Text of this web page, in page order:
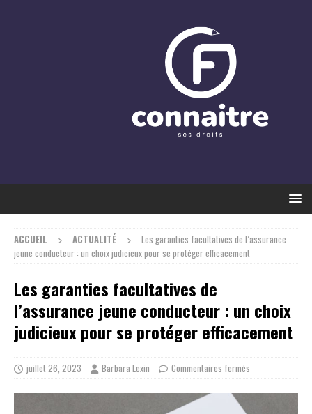
ACCUEIL ACTUALITÉ
Les garanties facultatives de l’assurance
jeune conducteur : un choix judicieux pour se protéger efficacement
Les garanties facultatives de
l’assurance jeune conducteur : un choix
judicieux pour se protéger efficacement
juillet 26, 2023 Barbara Lexin Commentaires fermés